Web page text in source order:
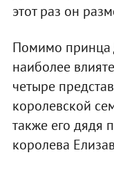
этот раз он
Помимо принца
наиболее
четыре
королевской
также его дядя
королева